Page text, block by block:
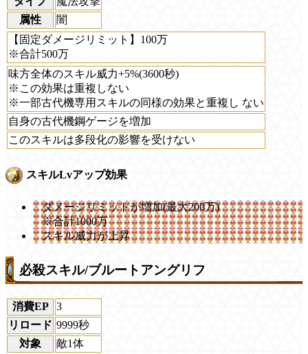
属性
闇
【固定ダメージリミット】100万
※合計500万
味方全体のスキル威力+5%(3600秒)
※この効果は重複しない
※一部古代機専用スキルの同様の効果と重複し ない
自身の古代機鋼ゲージを増加
このスキルは多段化の影響を受けない
スキルLvアップ効果
ダメージリミットが増加(最大200万)
※合計1000万
スキル威力が上昇
必殺スキル/ブルートアングリフ
消費EP
3
リロード 9999秒
対象
敵1体